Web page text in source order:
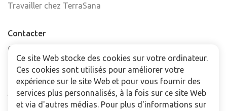
Travailler chez TerraSana
Contacter
Contactez-nous
Trouver un point de vente
FAQ
Abonnez-vous à la newsletter
Ce site Web stocke des cookies sur votre ordinateur.
Ces cookies sont utilisés pour améliorer votre
expérience sur le site Web et pour vous fournir des
services plus personnalisés, à la fois sur ce site Web
et via d'autres médias. Pour plus d'informations sur